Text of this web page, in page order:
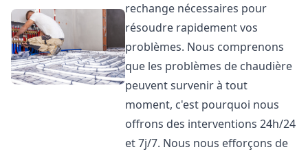
rechange nécessaires pour
résoudre rapidement vos
problèmes. Nous comprenons
que les problèmes de chaudière
peuvent survenir à tout
moment, c'est pourquoi nous
offrons des interventions 24h/24
et 7j/7. Nous nous efforçons de